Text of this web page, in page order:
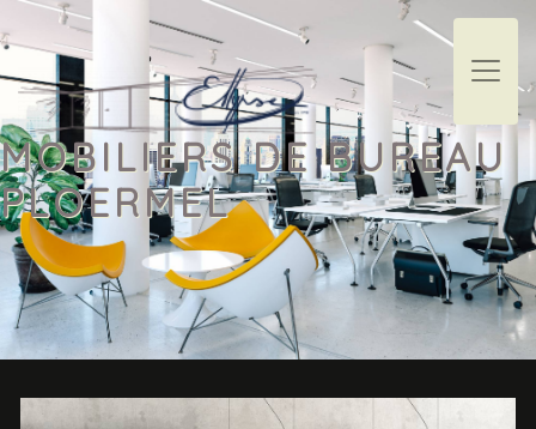
Panneau de gestion des cookies
MOBILIERS DE BUREAU
PLOERMEL